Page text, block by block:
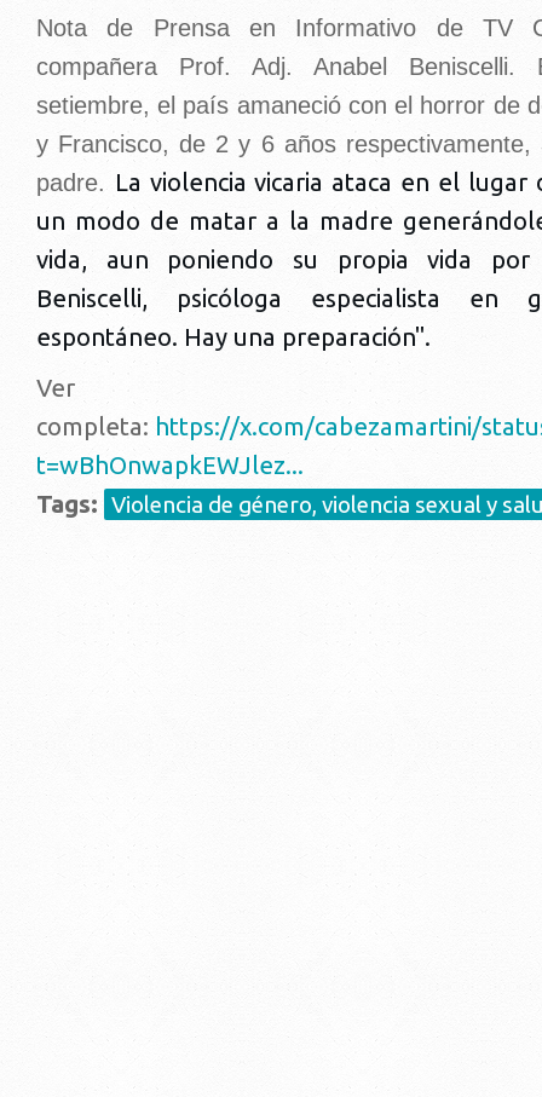
Nota de Prensa en Informativo de TV
compañera Prof. Adj. Anabel
setiembre, el país amaneció con el horror de
y Francisco, de 2 y 6 años respectivamente,
padre. La violencia vicaria ataca en el lugar
un modo de matar a la madre
vida, aun poniendo su propia vida por
Beniscelli, psicóloga especialista en
espontáneo. Hay una preparación".
Ver
completa: https://x.com/cabezamartini/
t=wBhOnwapkEWJlez...
Tags: Violencia de género, violencia sexual y